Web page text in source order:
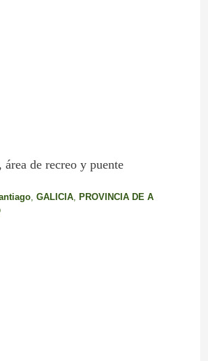
de recreo y puente
, GALICIA, PROVINCIA DE A